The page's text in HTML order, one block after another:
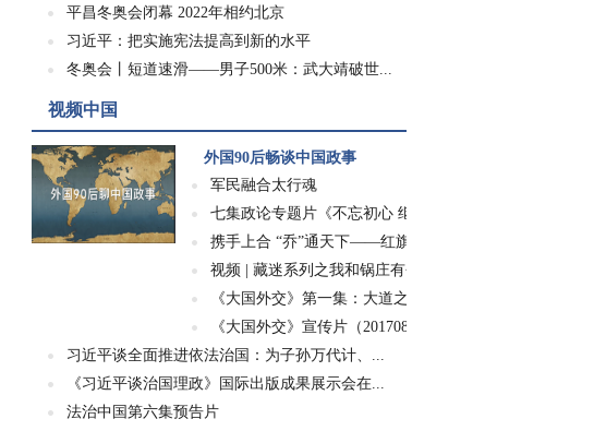
平昌冬奥会闭幕 2022年相约北京
习近平：把实施宪法提高到新的水平
冬奥会丨短道速滑——男子500米：武大靖破世...
视频中国
外国90后畅谈中国政事
军民融合太行魂
七集政论专题片《不忘初心 继续前进》
携手上合 “乔”通天下——红旗渠精神走进世...
视频 | 藏迷系列之我和锅庄有个约会
《大国外交》第一集：大道之行
《大国外交》宣传片（20170826）
习近平谈全面推进依法治国：为子孙万代计、...
《习近平谈治国理政》国际出版成果展示会在...
法治中国第六集预告片